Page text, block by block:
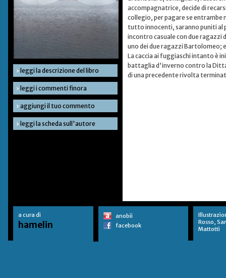
› leggi la descrizione del libro
› leggi i commenti finora
› aggiungi il tuo commento
› leggi la scheda sull'autore
accompagnatrice, decide di
collegio, per pagare se entrambe
tutto innocenti, saranno puniti al
incontro casuale con due ragazzi
uno dei due ragazzi Bartolomeo;
La caccia ai fuggiaschi intanto è
battaglia d'inverno contro la
di una precedente rivolta
a cura di
hamelin
anobii
facebook
Rosso,
Mattotti